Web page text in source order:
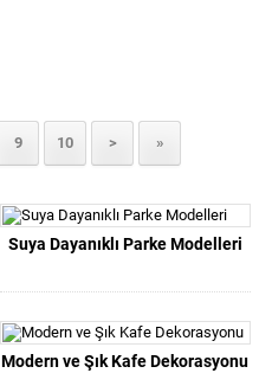
9 10 > »
Suya Dayanıklı Parke Modelleri
Modern ve Şık Kafe Dekorasyonu